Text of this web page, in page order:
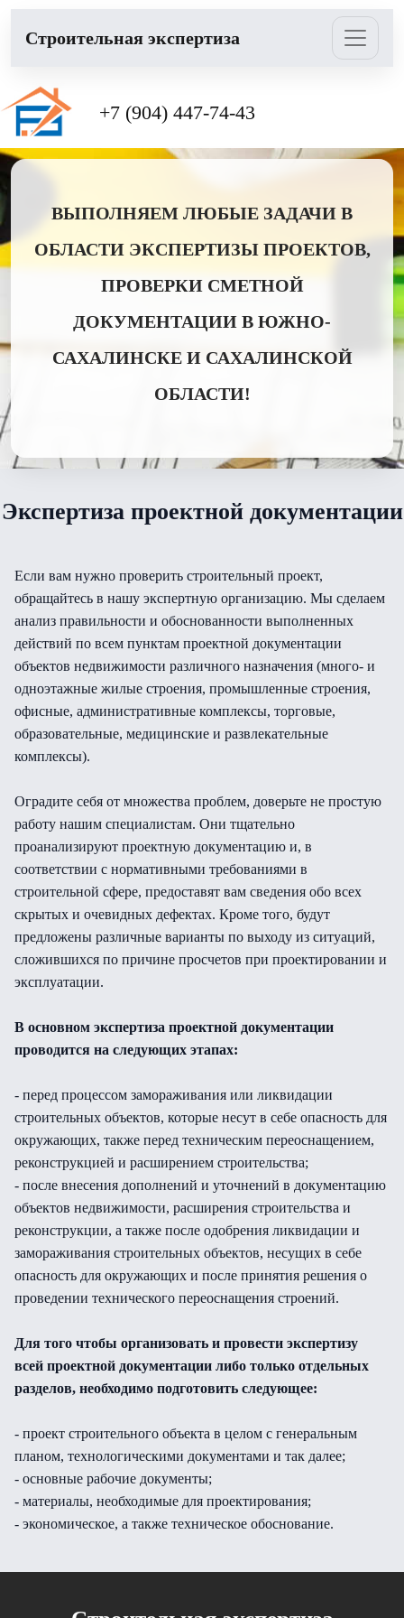
Cтроительная экспертиза
+7 (904) 447-74-43
ВЫПОЛНЯЕМ ЛЮБЫЕ ЗАДАЧИ В
ОБЛАСТИ ЭКСПЕРТИЗЫ ПРОЕКТОВ,
ПРОВЕРКИ СМЕТНОЙ
ДОКУМЕНТАЦИИ В ЮЖНО-
САХАЛИНСКЕ И САХАЛИНСКОЙ
ОБЛАСТИ!
Экспертиза проектной документации
Если вам нужно проверить строительный проект,
обращайтесь в нашу экспертную организацию. Мы сделаем
анализ правильности и обоснованности выполненных
действий по всем пунктам проектной документации
объектов недвижимости различного назначения (много- и
одноэтажные жилые строения, промышленные строения,
офисные, административные комплексы, торговые,
образовательные, медицинские и развлекательные
комплексы).
Оградите себя от множества проблем, доверьте не простую
работу нашим специалистам. Они тщательно
проанализируют проектную документацию и, в
соответствии с нормативными требованиями в
строительной сфере, предоставят вам сведения обо всех
скрытых и очевидных дефектах. Кроме того, будут
предложены различные варианты по выходу из ситуаций,
сложившихся по причине просчетов при проектировании и
эксплуатации.
В основном экспертиза проектной документации
проводится на следующих этапах:
- перед процессом замораживания или ликвидации
строительных объектов, которые несут в себе опасность для
окружающих, также перед техническим переоснащением,
реконструкцией и расширением строительства;
- после внесения дополнений и уточнений в документацию
объектов недвижимости, расширения строительства и
реконструкции, а также после одобрения ликвидации и
замораживания строительных объектов, несущих в себе
опасность для окружающих и после принятия решения о
проведении технического переоснащения строений.
Для того чтобы организовать и провести экспертизу
всей проектной документации либо только отдельных
разделов, необходимо подготовить следующее:
- проект строительного объекта в целом с генеральным
планом, технологическими документами и так далее;
- основные рабочие документы;
- материалы, необходимые для проектирования;
- экономическое, а также техническое обоснование.